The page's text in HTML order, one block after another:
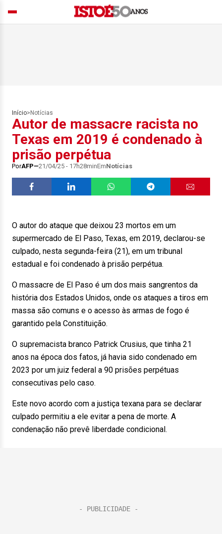
Início> Notícias
Autor de massacre racista no
Texas em 2019 é condenado à
prisão perpétua
PorAFP 21/04/25 - 17h28minEmNotícias
O autor do ataque que deixou 23 mortos em um
supermercado de El Paso, Texas, em 2019, declarou-se
culpado, nesta segunda-feira (21), em um tribunal
estadual e foi condenado à prisão perpétua.
O massacre de El Paso é um dos mais sangrentos da
história dos Estados Unidos, onde os ataques a tiros em
massa são comuns e o acesso às armas de fogo é
garantido pela Constituição.
O supremacista branco Patrick Crusius, que tinha 21
anos na época dos fatos, já havia sido condenado em
2023 por um juiz federal a 90 prisões perpétuas
consecutivas pelo caso.
Este novo acordo com a justiça texana para se declarar
culpado permitiu a ele evitar a pena de morte. A
condenação não prevê liberdade condicional.